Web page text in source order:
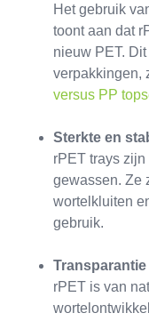
Het gebruik
toont aan dat
nieuw PET.
verpakkingen,
versus PP
Sterkte en
rPET trays
gewassen. Ze
wortelkluiten
gebruik.
Transparantie
rPET is van